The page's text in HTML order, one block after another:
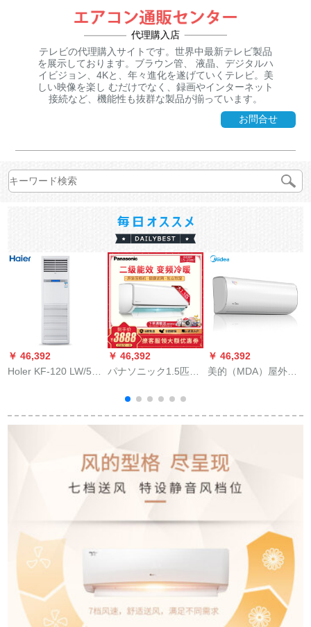
代理購入店
テレビの代理購入サイトです。世界中最新テレビ製品
を展示しております。ブラウン管、 液晶、デジタルハ
イビジョン、4Kと、年々進化を遂げていくテレビ。美
しい映像を楽し むだけでなく、録画やインターネット
接続など、機能性も抜群な製品が揃っています。
お問合せ
￥ 46,392
Holer KF-120 LW/51
電力380 V立棚機エレ
￥ 46,392
パナソニック1.5匹の
家庭用静音エコン屋
外机PS 13 KM 1
￥ 46,392
美的（MDA）屋外机
暖暖化暖房M刻冷静
ン/BP 2 DN 8 Y-H